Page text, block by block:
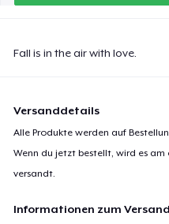
Fall is in the air with love.
Versanddetails
Alle Produkte werden auf
Wenn du jetzt bestellt, wird es
versandt.
Informationen zum Versand